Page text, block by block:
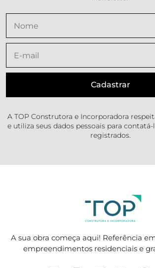
A TOP Construtora e Incorporadora
e utiliza seus dados pessoais para
registrados.
A sua obra começa aqui! Referência
empreendimentos residenciais e